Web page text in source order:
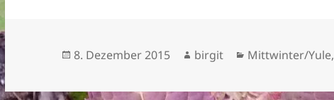
Veröffentlicht
8. Dezember 2015 Autor
birgit Kategorien
Mittwinter/Yule,